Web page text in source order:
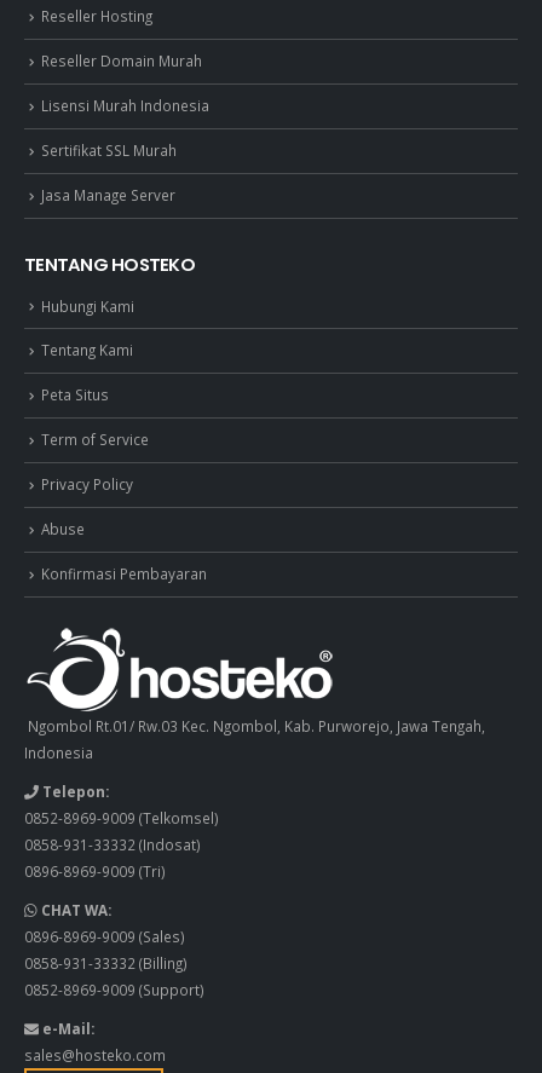
Reseller Hosting
Reseller Domain Murah
Lisensi Murah Indonesia
Sertifikat SSL Murah
Jasa Manage Server
TENTANG HOSTEKO
Hubungi Kami
Tentang Kami
Peta Situs
Term of Service
Privacy Policy
Abuse
Konfirmasi Pembayaran
Ngombol Rt.01/ Rw.03 Kec. Ngombol, Kab. Purworejo, Jawa Tengah,
Indonesia
Telepon:
0852-8969-9009 (Telkomsel)
0858-931-33332 (Indosat)
0896-8969-9009 (Tri)
CHAT WA:
0896-8969-9009 (Sales)
0858-931-33332 (Billing)
0852-8969-9009 (Support)
e-Mail:
sales@hosteko.com